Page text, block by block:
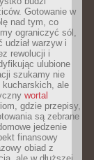
Gotowanie w
nad tym, co
ograniczyć sól,
warzyw i
rewolucji i
ulubione
szukamy nie
ale
wortal
gdzie przepisy,
są zebrane
jedzenie
finansowy
obiad z